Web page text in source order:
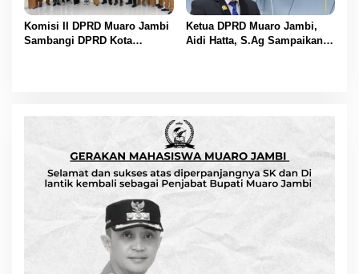
Komisi II DPRD Muaro Jambi
Sambangi DPRD Kota
Ketua DPRD Muaro Jambi,
Aidi Hatta, S.Ag Sampaikan